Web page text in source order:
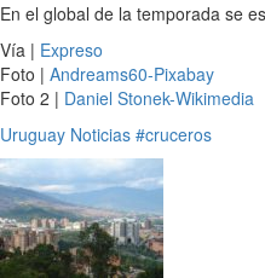
En el global de la temporada se
Vía | Expreso
Foto | Andreams60-Pixabay
Foto 2 | Daniel Stonek-Wikimedia
Uruguay Noticias #cruceros